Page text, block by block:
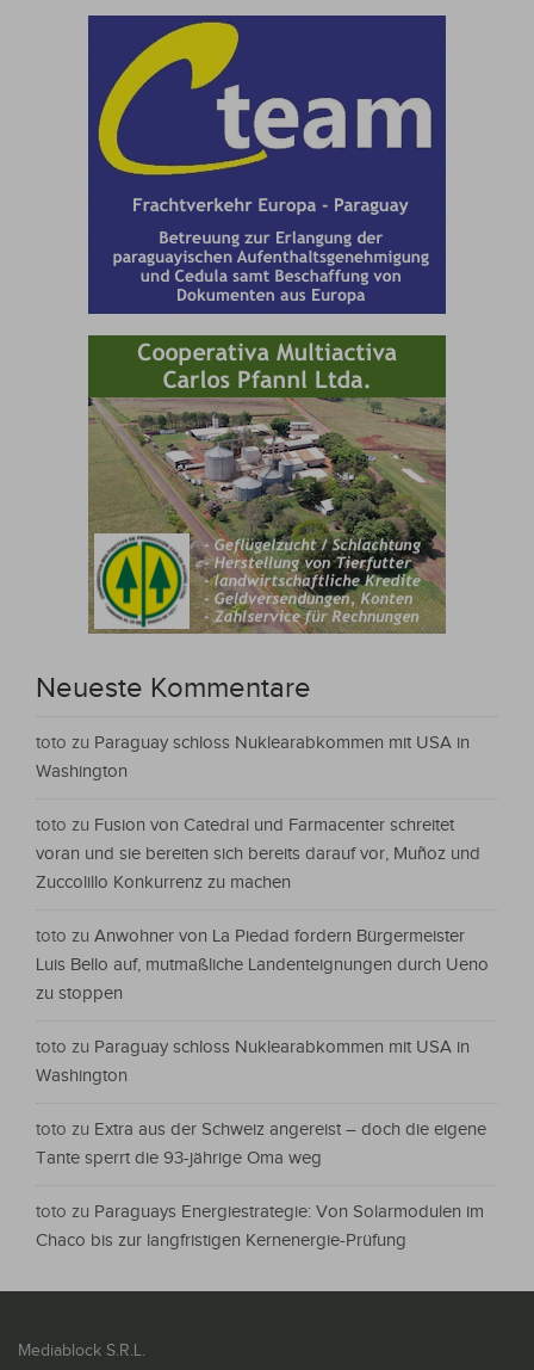
Neueste Kommentare
toto zu Paraguay schloss Nuklearabkommen mit USA in
Washington
toto zu Fusion von Catedral und Farmacenter schreitet
voran und sie bereiten sich bereits darauf vor, Muñoz und
Zuccolillo Konkurrenz zu machen
toto zu Anwohner von La Piedad fordern Bürgermeister
Luis Bello auf, mutmaßliche Landenteignungen durch Ueno
zu stoppen
toto zu Paraguay schloss Nuklearabkommen mit USA in
Washington
toto zu Extra aus der Schweiz angereist – doch die eigene
Tante sperrt die 93-jährige Oma weg
toto zu Paraguays Energiestrategie: Von Solarmodulen im
Chaco bis zur langfristigen Kernenergie-Prüfung
Mediablock S.R.L.